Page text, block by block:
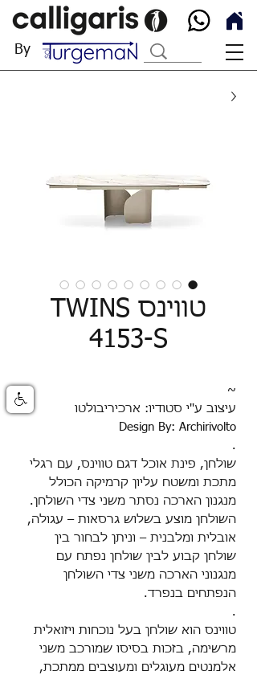
By
טווינס TWINS
4153-S
~
עיצוב ע''י סטודיו: ארכיריבולטו
Design By: Archirivolto
.
שולחן, פינת אוכל דגם טווינס, עם רגלי
מתכת ומשטח עליון קרמיקה הכולל
מנגנון הארכה נסתר משני צדי השולחן.
השולחן מוצע בשלוש גרסאות – עגולה,
אובלית ומלבנית – וניתן לבחור בין
שולחן קבוע לבין שולחן נפתח עם
מנגנוני הארכה משני צדי השולחן
הנפתחים בנפרד.
.
טווינס הוא שולחן בעל נוכחות ויזואלית
מרשימה, בזכות בסיסו שמורכב משני
אלמנטים מעוגלים ומעוצבים ממתכת,